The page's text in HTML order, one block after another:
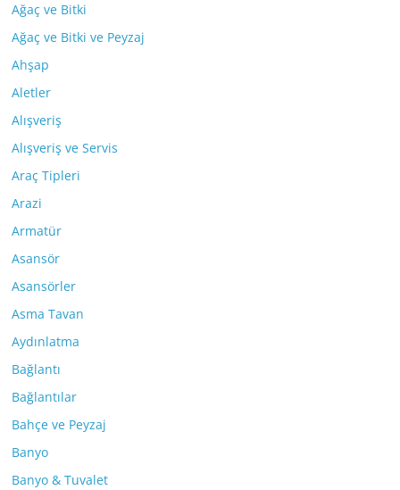
Ağaç ve Bitki
Ağaç ve Bitki ve Peyzaj
Ahşap
Aletler
Alışveriş
Alışveriş ve Servis
Araç Tipleri
Arazi
Armatür
Asansör
Asansörler
Asma Tavan
Aydınlatma
Bağlantı
Bağlantılar
Bahçe ve Peyzaj
Banyo
Banyo & Tuvalet